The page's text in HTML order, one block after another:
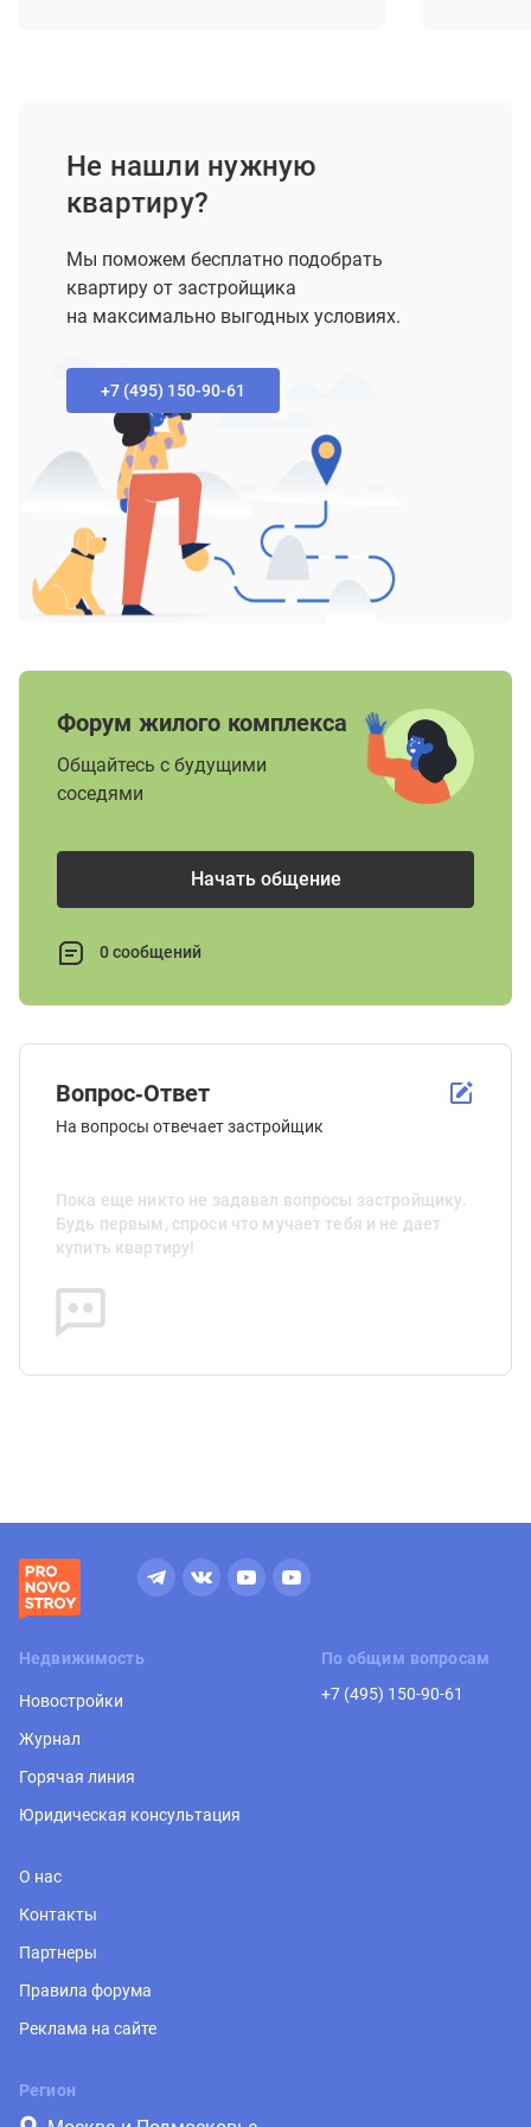
Форум жилого комплекса
Общайтесь с будущими
соседями
Начать общение
0 сообщений
Вопрос-Ответ
На вопросы отвечает застройщик
Пока еще никто не задавал вопросы застройщику.
Будь первым, спроси что мучает тебя и не дает
купить квартиру!
Не нашли нужную
квартиру?
Мы поможем бесплатно подобрать
квартиру от застройщика
на максимально выгодных условиях.
+7 (495) 150-90-61‬
Недвижимость
Новостройки
Журнал
Горячая линия
Юридическая консультация
По общим вопросам
+7 (495) 150-90-61
О нас
Контакты
Партнеры
Правила форума
Реклама на сайте
Регион